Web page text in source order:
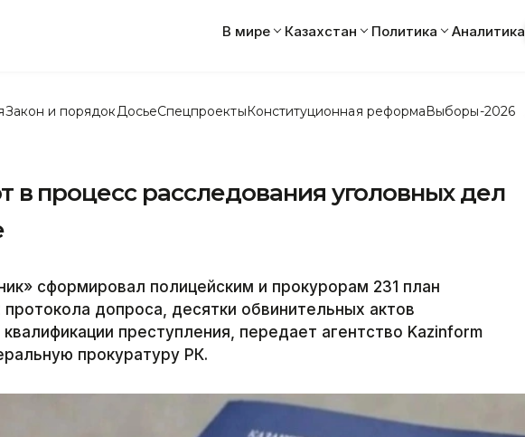
В мире Казахстан Политика Аналитика
Закон и порядок ДосьеСпецпроектыКонституционная реформаВыборы-2026
в процесс расследования уголовных дел
сформировал полицейским и прокурорам 231 план
допроса, десятки обвинительных актов
преступления, передает агентство Kazinform
прокуратуру РК.